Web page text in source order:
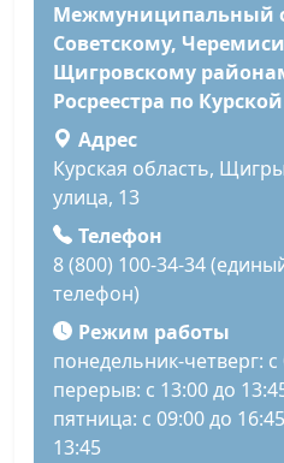
Межмуниципальный
Советскому,
Щигровскому
Росреестра по
Адрес
Курская область,
улица, 13
Телефон
8 (800) 100-34-34
телефон)
Режим работы
понедельник-четверг: с
перерыв: с 13:00 до
пятница: с 09:00 до
13:45